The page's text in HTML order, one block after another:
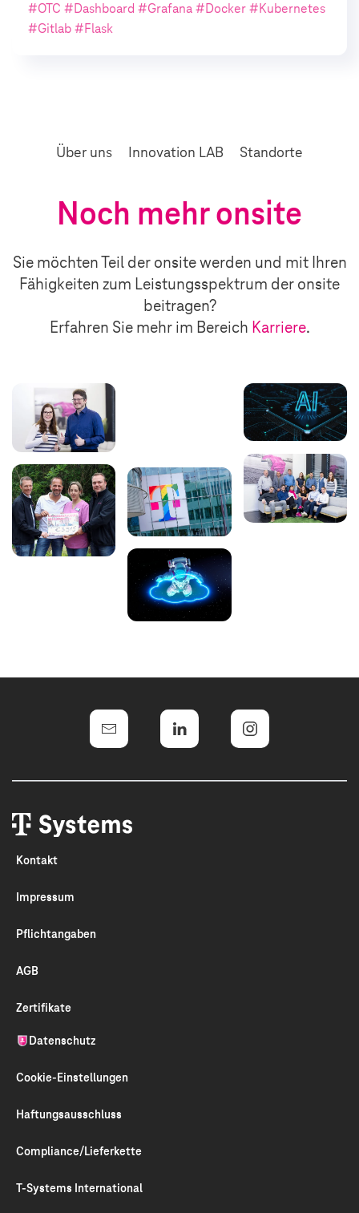
#OTC #Dashboard #Grafana #Docker #Kubernetes
#Gitlab #Flask
Über uns Innovation LAB Standorte
Noch mehr onsite
Sie möchten Teil der onsite werden und mit Ihren
Fähigkeiten zum Leistungsspektrum der onsite
beitragen?
Erfahren Sie mehr im Bereich Karriere.
Kontakt
Impressum
Pflichtangaben
AGB
Zertifikate
Datenschutz
Cookie-Einstellungen
Haftungs­ausschluss
Compliance/Lieferkette
T-Systems International